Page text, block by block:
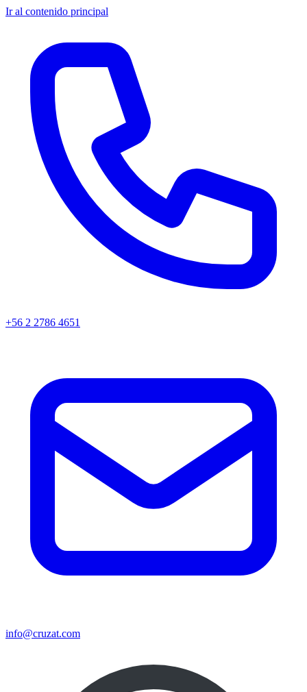
Ir al contenido principal
+56 2 2786 4651
info@cruzat.com